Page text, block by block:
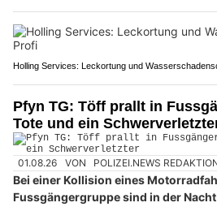
Holling Services: Leckortung und
Pfyn TG: Töff prallt in
Tote und ein
01.08.26 VON POLIZEI.NEWS
Bei einer Kollision eines
Fussgängergruppe sind in der